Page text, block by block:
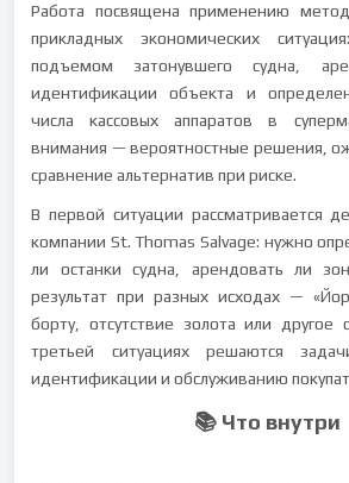
Работа посвящена применению
прикладных экономических
подъемом затонувшего судна,
идентификации объекта и
числа кассовых аппаратов в
внимания — вероятностные решения,
сравнение альтернатив при риске.
В первой ситуации рассматривается
компании St. Thomas Salvage: нужно
ли останки судна, арендовать ли
результат при разных исходах —
борту, отсутствие золота или
третьей ситуациях решаются
идентификации и обслуживанию
📚 Что внутри